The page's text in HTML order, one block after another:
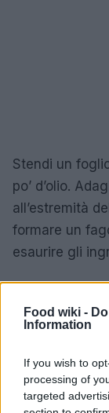
Food wiki -
Information
If you wish to
processing of
targeted
Stendi un
po’ d’olio.
all’estremità
formare un
esaurire gli
Disponi i
forno
minuti, o fino